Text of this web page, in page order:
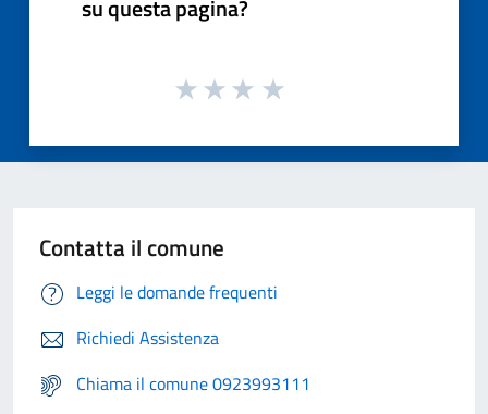
su questa pagina?
Contatta il comune
Leggi le domande frequenti
Richiedi Assistenza
Chiama il comune 0923993111